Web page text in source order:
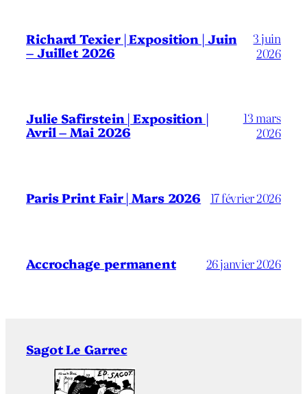
Richard Texier | Exposition | Juin
– Juillet 2026
3 juin
2026
Julie Safirstein | Exposition |
Avril – Mai 2026
13 mars
2026
Paris Print Fair | Mars 2026 17 février 2026
Accrochage permanent 26 janvier 2026
Sagot Le Garrec